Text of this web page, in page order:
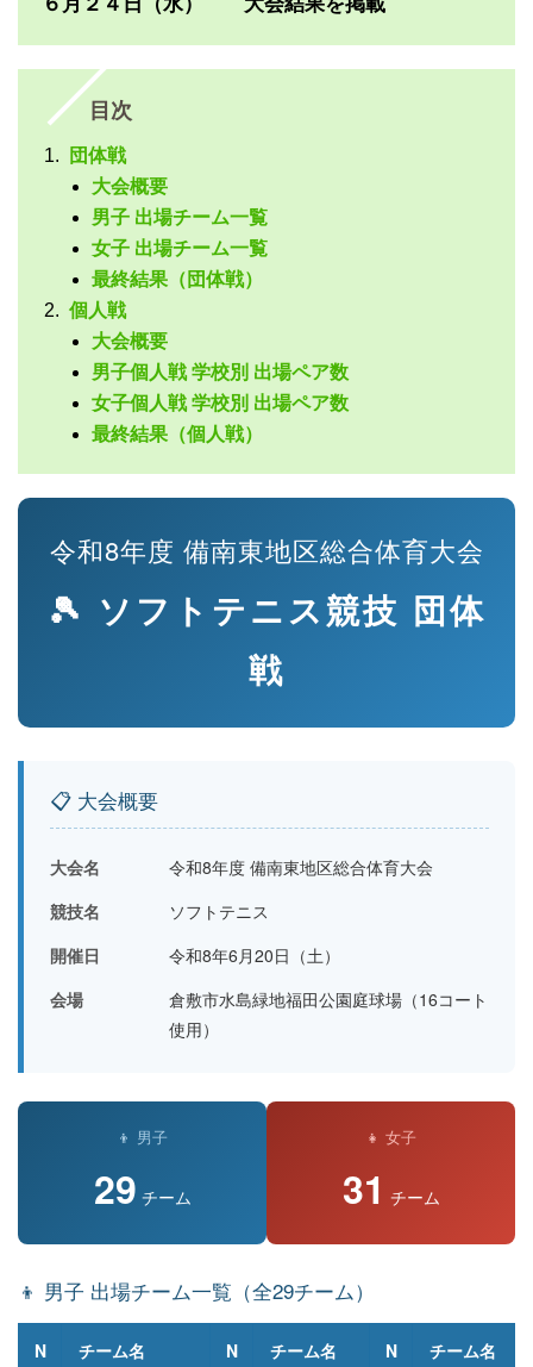
目次
団体戦
大会概要
男子 出場チーム一覧
女子 出場チーム一覧
最終結果（団体戦）
個人戦
大会概要
男子個人戦 学校別 出場ペア数
女子個人戦 学校別 出場ペア数
最終結果（個人戦）
令和8年度 備南東地区総合体育大会
🎾 ソフトテニス競技 団体
戦
📋 大会概要
大会名
令和8年度 備南東地区総合体育大会
競技名
ソフトテニス
開催日
令和8年6月20日（土）
会場
倉敷市水島緑地福田公園庭球場（16コート
使用）
👦 男子
29 チーム
👧 女子
31 チーム
👦 男子 出場チーム一覧（全29チーム）
N
チーム名
N
チーム名
N
チーム名